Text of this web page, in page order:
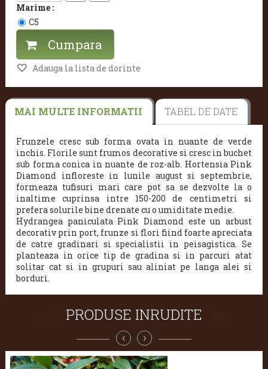
Marime :
C5
Cumpara
Adauga la lista de dorinte
MAI MULTE INFORMATII TABEL DE DATE
Frunzele cresc sub forma ovata in nuante de verde
inchis. Florile sunt frumos decorative si cresc in buchet
sub forma conica in nuante de roz-alb. Hortensia Pink
Diamond infloreste in lunile august si septembrie,
formeaza tufisuri mari care pot sa se dezvolte la o
inaltime cuprinsa intre 150-200 de centimetri si
prefera solurile bine drenate cu o umiditate medie.
Hydrangea paniculata Pink Diamond este un arbust
decorativ prin port, frunze si flori fiind foarte apreciata
de catre gradinari si specialistii in peisagistica. Se
planteaza in orice tip de gradina si in parcuri atat
solitar cat si in grupuri sau aliniat pe langa alei si
borduri.
PRODUSE INRUDITE
‹ ›